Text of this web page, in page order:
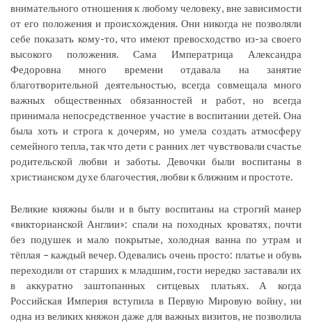
внимательного отношения к любому человеку, вне зависимости
от его положения и происхождения. Они никогда не позволяли
себе показать кому-то, что имеют превосходство из-за своего
высокого положения. Сама Императрица Александра
Федоровна много времени отдавала на занятие
благотворительной деятельностью, всегда совмещала много
важных общественных обязанностей и работ, но всегда
принимала непосредственное участие в воспитании детей. Она
была хоть и строга к дочерям, но умела создать атмосферу
семейного тепла, так что дети с ранних лет чувствовали счастье
родительской любви и заботы. Девочки были воспитаны в
христианском духе благочестия, любви к ближним и простоте.
Великие княжны были и в быту воспитаны на строгий манер
«викторианской Англии»: спали на походных кроватях, почти
без подушек и мало покрытые, холодная ванна по утрам и
тёплая – каждый вечер. Одевались очень просто: платье и обувь
переходили от старших к младшим, гости нередко заставали их
в аккуратно заштопанных ситцевых платьях. А когда
Российская Империя вступила в Первую Мировую войну, ни
одна из великих княжон даже для важных визитов, не позволила